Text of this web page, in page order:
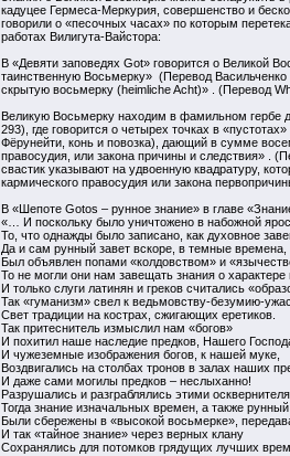
кадуцее Гермеса-Меркурия, совершенство и
говорили о «песочных часах» по которым
работах Вилигута-Вайстора:
В «Девяти заповедях Got» говорится о Великой
таинственную Восьмерку» (Перевод
скрытую восьмерку (heimliche Acht)» . (Перевод
Великую Восьмерку находим в фамильном гербе
293), где говорится о четырех точках в
Фёрунейти, конь и повозка), дающий в сумме
правосудия, или закона причины и следствия» .
свастик указывают на удвоенную квадратуру,
кармического правосудия или закона
В «Шепоте Gotos – рунное знание» в главе
«… И поскольку было уничтожено в набожной
То, что однажды было записано, как духовное
Да и сам рунный завет вскоре, в темные времена,
Был объявлен попами «колдовством» и
То не могли они нам завещать знания о
И только слуги латинян и греков считались
Так «гуманизм» свел к ведьмовству-безумию-
Свет традиции на кострах, сжигающих еретиков.
Так притеснитель измыслил нам «богов»
И похитил наше наследие предков, Нашего
И чужеземные изображения богов, к нашей муке,
Воздвигались на столбах тронов в залах наших
И даже сами могилы предков – неслыханно!
Разрушались и разграблялись этими
Тогда знание изначальных времен, а также рунный
Были сбережены в «высокой восьмерке»,
И так «тайное знание» через верных клану
Сохранялись для потомков грядущих лучших